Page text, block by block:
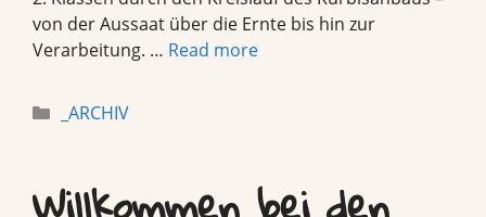
von der Aussaat über die Ernte bis hin zur
Verarbeitung. … Read more
Categories
_ARCHIV